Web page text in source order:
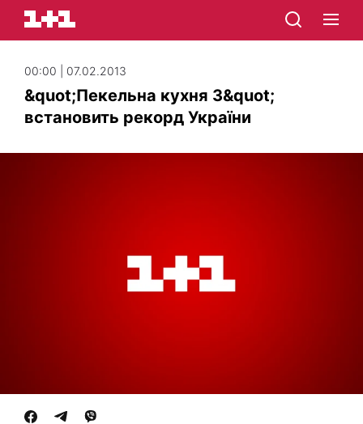
00:00 | 07.02.2013
&quot;Пекельна кухня 3&quot;
встановить рекорд України